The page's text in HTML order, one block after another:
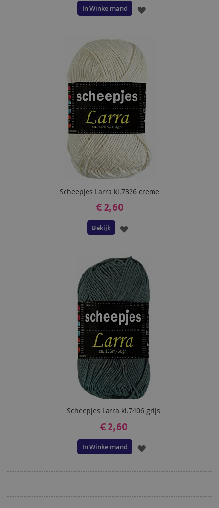
In Winkelmand
VOEG
Scheepjes Larra kl.7326 creme
€ 2,60
Bekijk
VOEG
AAN
VERLANGLIJST
Scheepjes Larra kl.7406 grijs
€ 2,60
In Winkelmand
VOEG
VERLANGLIJST